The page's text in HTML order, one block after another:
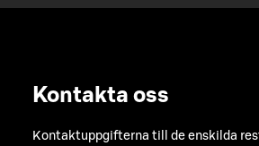
Kontakta oss
Kontaktuppgifterna till de enskilda